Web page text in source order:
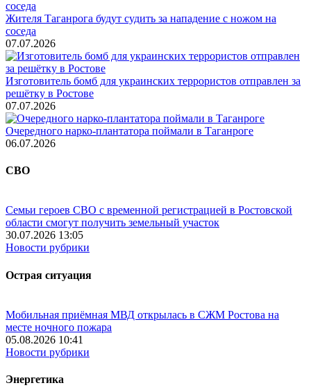
Жителя Таганрога будут судить за нападение с ножом на
соседа
07.07.2026
Изготовитель бомб для украинских террористов отправлен за
решётку в Ростове
07.07.2026
Очередного нарко-плантатора поймали в Таганроге
06.07.2026
СВО
Семьи героев СВО с временной регистрацией в Ростовской
области смогут получить земельный участок
30.07.2026 13:05
Новости рубрики
Острая ситуация
Мобильная приёмная МВД открылась в СЖМ Ростова на
месте ночного пожара
05.08.2026 10:41
Новости рубрики
Энергетика